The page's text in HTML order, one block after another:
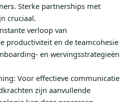
Sterke partnerships met
cruciaal.
verloop van
productiviteit en de teamcohesie
en wervingsstrategieën
Voor effectieve communicatie
zijn aanvullende